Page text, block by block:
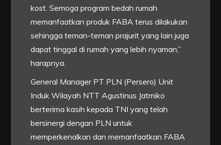
kost. Semoga program bedah rumah
memanfaatkan produk FABA terus dilakukan
sehingga teman-teman prajurit yang lain juga
dapat tinggal di rumah yang lebih nyaman,”
harapnya.
General Manager PT PLN (Persero) Unit
Induk Wilayah NTT Agustinus Jatmiko
berterima kasih kepada TNI yang telah
bersinergi dengan PLN untuk
memperkenalkan dan memanfaatkan FABA